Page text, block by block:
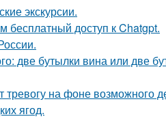
экскурсии.
бесплатный доступ к Chatgpt.
две бутылки вина или две
на фоне возможного
ягод.